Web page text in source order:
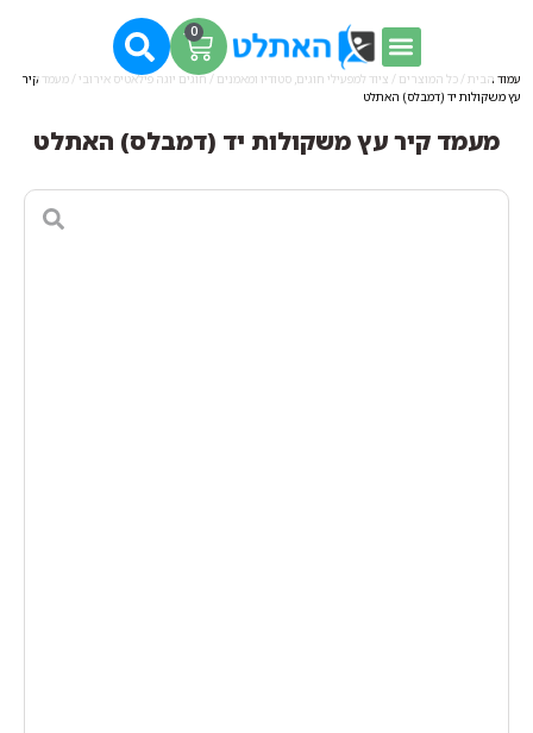
0
עמוד הבית / כל המוצרים / ציוד למפעילי חוגים, סטודיו ומאמנים / חוגים יוגה פילאטיס אירובי / מעמד קיר
עץ משקולות יד (דמבלס) האתלט
מעמד קיר עץ משקולות יד (דמבלס) האתלט